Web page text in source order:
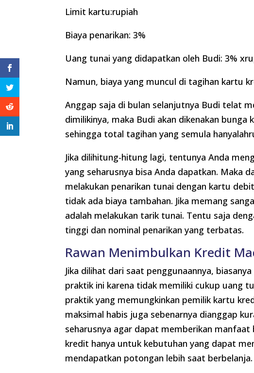
Limit kartu:rupiah
Biaya penarikan: 3%
Uang tunai yang didapatkan oleh Budi: 3%
Namun, biaya yang muncul di tagihan kartu
Anggap saja di bulan selanjutnya Budi telat
dimilikinya, maka Budi akan dikenakan
sehingga total tagihan yang semula
Jika dilihitung-hitung lagi, tentunya Anda
yang seharusnya bisa Anda dapatkan. Maka
melakukan penarikan tunai dengan kartu
tidak ada biaya tambahan. Jika memang
adalah melakukan tarik tunai. Tentu saja
tinggi dan nominal penarikan yang terbatas.
Rawan Menimbulkan Kredit
Jika dilihat dari saat penggunaannya,
praktik ini karena tidak memiliki cukup uang
praktik yang memungkinkan pemilik kartu
maksimal habis juga sebenarnya dianggap
seharusnya agar dapat memberikan
kredit hanya untuk kebutuhan yang dapat
mendapatkan potongan lebih saat berbelanja.